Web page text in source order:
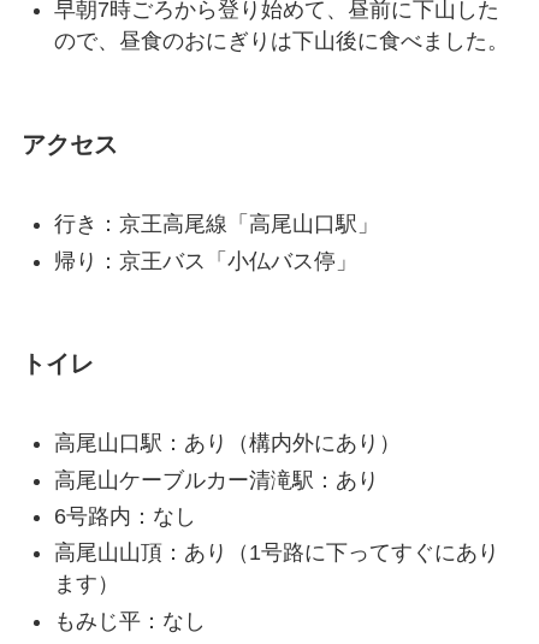
早朝7時ごろから登り始めて、昼前に下山した
ので、昼食のおにぎりは下山後に食べました。
アクセス
行き：京王高尾線「高尾山口駅」
帰り：京王バス「小仏バス停」
トイレ
高尾山口駅：あり（構内外にあり）
高尾山ケーブルカー清滝駅：あり
6号路内：なし
高尾山山頂：あり（1号路に下ってすぐにあり
ます）
もみじ平：なし